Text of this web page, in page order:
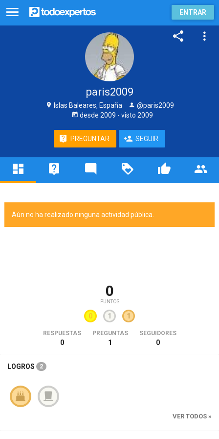
ENTRAR
paris2009
Islas Baleares, España
@paris2009
desde 2009 - visto 2009
PREGUNTAR SEGUIR
Aún no ha realizado ninguna actividad pública.
0
PUNTOS
0 1 1
RESPUESTAS
0
PREGUNTAS
1
SEGUIDORES
0
LOGROS 2
VER TODOS »